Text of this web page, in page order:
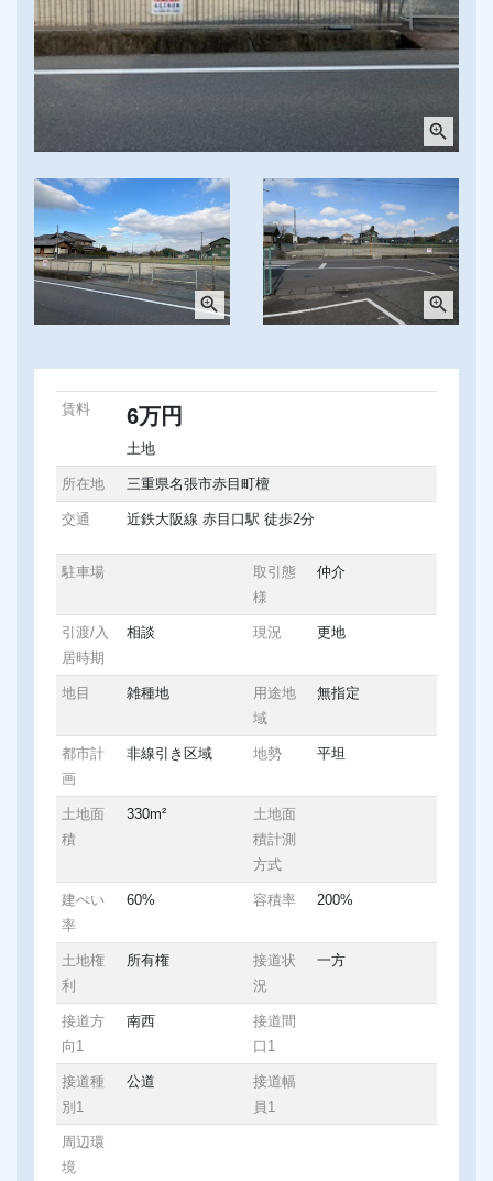
zoom_in
zoom_in zoom_in
賃料 6万円
土地
所在地 三重県名張市赤目町檀
交通 近鉄大阪線 赤目口駅 徒歩2分
駐車場
取引態
様
仲介
引渡/入
居時期
相談 現況 更地
地目 雑種地
用途地
域
無指定
都市計
画
非線引き区域 地勢 平坦
土地面
積
330m²
土地面
積計測
方式
建ぺい
率
60% 容積率 200%
土地権
利
所有権
接道状
況
一方
接道方
向1
南西
接道間
口1
接道種
別1
公道
接道幅
員1
周辺環
境